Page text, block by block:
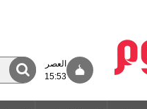
العصر
15:53